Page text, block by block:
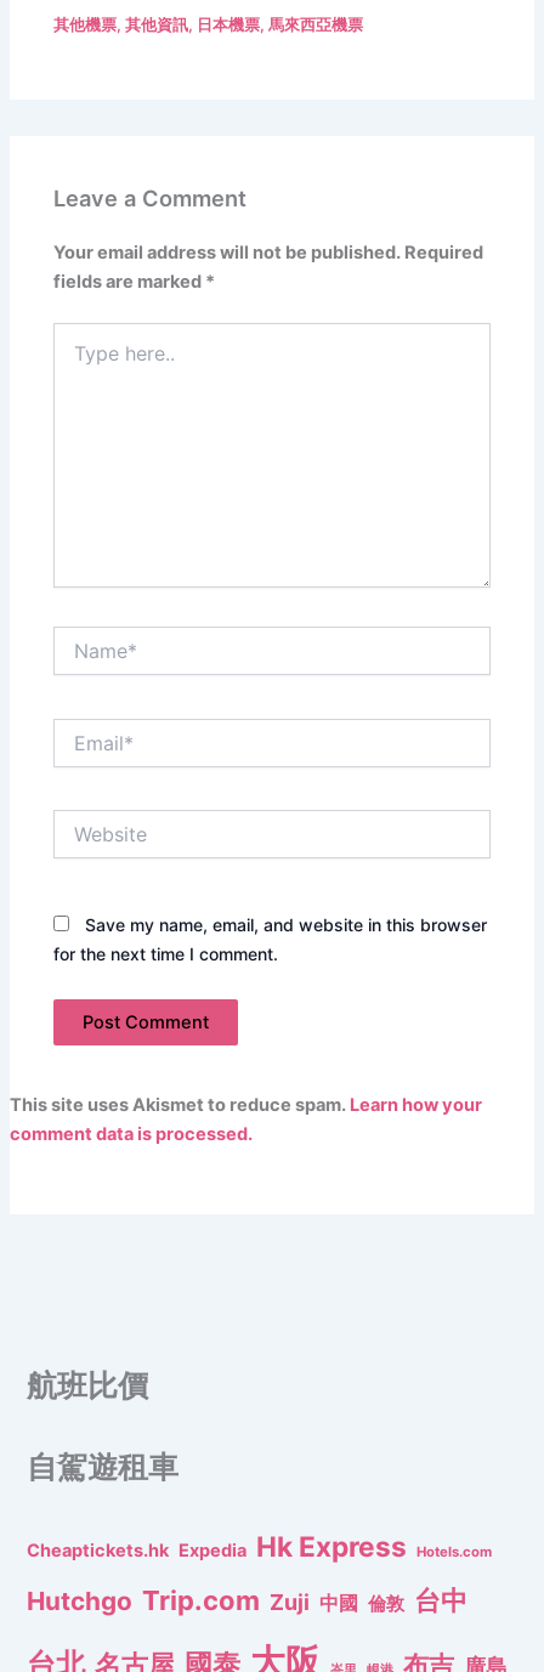
其他機票,其他資訊, 日本機票,馬來西亞機票
Leave a Comment
Your email address will not be published. Required
fields are marked *
here..
Save my name, email, and website in this browser
for the next time I comment.
This site uses Akismet to reduce spam. Learn how your
comment data is processed.
航班比價
自駕遊租車
Cheaptickets.hk Expedia Hk Express Hotels.com
Hutchgo Trip.com Zuji 中國 倫敦 台中
台北 名古屋 大阪 布吉